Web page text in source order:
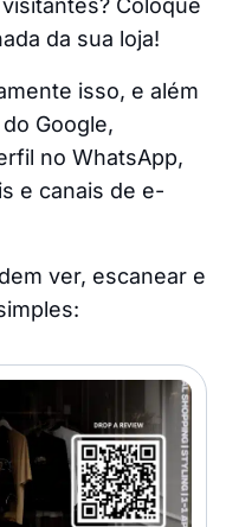
Coloque
da sua loja!
isso, e além
Google,
no WhatsApp,
e canais de e-
ver, escanear e